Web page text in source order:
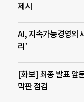
제시
AI, 지속가능경영의
리’
[화보] 최종 발표 앞
막판 점검